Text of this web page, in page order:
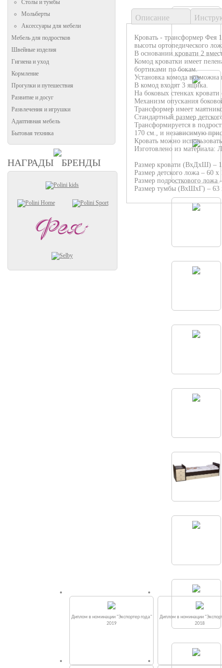
Столы и тумбы
Мольберты
Аксессуары для мебели
Мебель для подростков
Швейные изделия
Гигиена и уход
Кормление
Прогулки и путешествия
Развитие и досуг
Развлечения и игрушки
Адаптивная мебель
Бытовая техника
НАГРАДЫ БРЕНДЫ
Описание
Кровать - трансформер Фея
высоты ортопедического
В основании кровати 2
Комод кроватки имеет
бортиками по бокам.
Установка комода возможна
В комод входят 3 ящика.
На боковых стенках
Механизм опускания
Трансформер имеет
Стандартный размер
Трансформируется в
170 см., и независимую
Кровать можно
Изготовлено из материала:
Размер кровати (ВхДхШ) –
Размер детского ложа – 60 х
Размер подросткового ложа
Размер тумбы (BхШхГ) – 63
Диплом в номинации "Экспортер года"
2019
Диплом в номинации
2018